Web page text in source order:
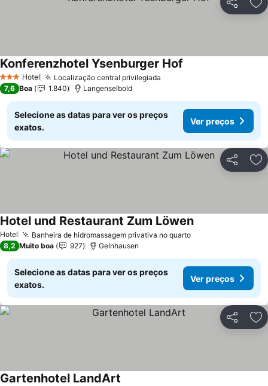
Partilhar
3 EstrelasHotel Localização central privilegiada
Konferenzhotel Ysenburger Hof
7,6 Boa 1.840 Langenselbold
Selecione as datas para ver os preços
exatos.
Ver preços
Partilhar
Hotel Banheira de hidromassagem privativa no quarto
Hotel und Restaurant Zum Löwen
8,2 Muito boa 927 Gelnhausen
Selecione as datas para ver os preços
exatos.
Ver preços
Partilhar
Gartenhotel LandArt